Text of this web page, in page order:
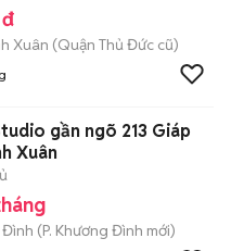
Xuân (Quận Thủ Đức cũ)
gần ngõ 213 Giáp
Xuân
Đình (P. Khương Đình mới)